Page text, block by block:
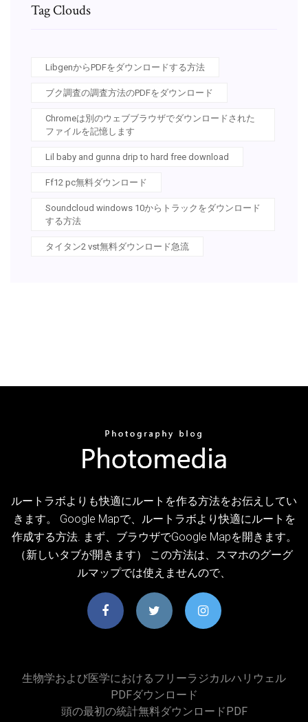
Tag Clouds
LibgenからPDFをダウンロードする方法
ブク調査の調査方法のPDFをダウンロード
Chromeは別のウェブブラウザでダウンロードされた
ファイルを記憶します
Lil baby and gunna drip to hard free download
Ff12 pc無料ダウンロード
Soundcloud windows 10からトラックをダウンロード
する方法
タイタン2 vst無料ダウンロード急流
ルートラボよりも快適にルートを作る方法をお伝えしてい
きます。 Google Mapで、ルートラボより快適にルートを
作成する方法. まず、ブラウザでGoogle Mapを開きます。
（新しいタブが開きます） この方法は、スマホのグーグ
ルマップでは使えませんので、
生物学および医学におけるフリーラジカルハリウェル
PDFダウンロード
頭の最初の統計無料ダウンロードPDF